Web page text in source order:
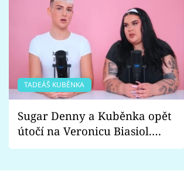
TADEÁŠ KUBĚNKA
Sugar Denny a Kuběnka opět
útočí na Veronicu Biasiol.
Proč je podle nich falešná a